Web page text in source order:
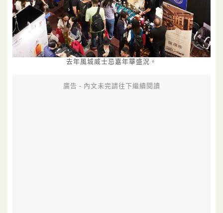
去年風城威士忌嘉年華盛況。
廣告 - 內文未完請往下繼續閱讀